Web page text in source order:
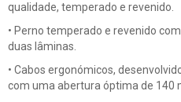
qualidade, temperado e revenido.
• Perno temperado e revenido
duas lâminas.
• Cabos ergonómicos,
com uma abertura óptima de 140